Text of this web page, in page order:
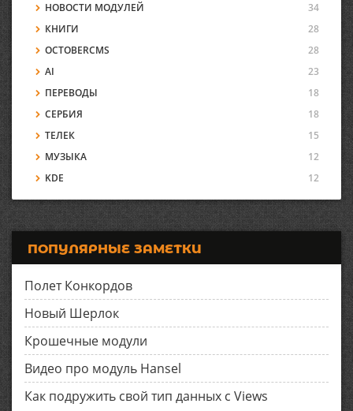
НОВОСТИ МОДУЛЕЙ
34
КНИГИ
28
OCTOBERCMS
28
AI
23
ПЕРЕВОДЫ
18
СЕРБИЯ
18
ТЕЛЕК
15
МУЗЫКА
12
KDE
12
ПОПУЛЯРНЫЕ ЗАМЕТКИ
Полет Конкордов
Новый Шерлок
Крошечные модули
Видео про модуль Hansel
Как подружить свой тип данных с Views